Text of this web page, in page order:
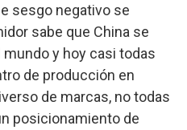
sesgo negativo se
sabe que China se
y hoy casi todas
de producción en
de marcas, no todas
posicionamiento de